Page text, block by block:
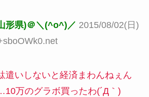
形県)＠＼(^o^)／ 2015/08/02(日)
遣いしないと経済まわんねぇん
万のグラボ買ったわ(´Д｀)